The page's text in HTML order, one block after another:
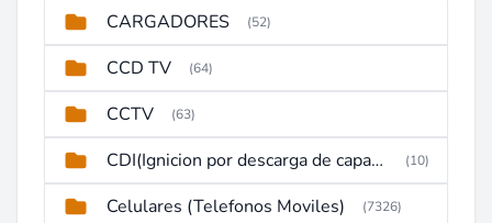
CARGADORES (52)
CCD TV (64)
CCTV (63)
CDI(Ignicion por descarga de capacitor) (10)
Celulares (Telefonos Moviles) (7326)